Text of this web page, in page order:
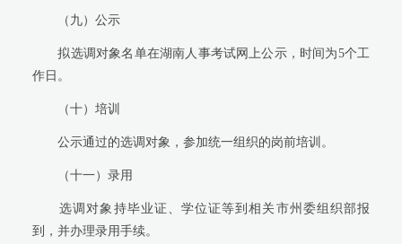
（九）公示
拟选调对象名单在湖南人事考试网上公示，时间为5个工
作日。
（十）培训
公示通过的选调对象，参加统一组织的岗前培训。
（十一）录用
选调对象持毕业证、学位证等到相关市州委组织部报
到，并办理录用手续。